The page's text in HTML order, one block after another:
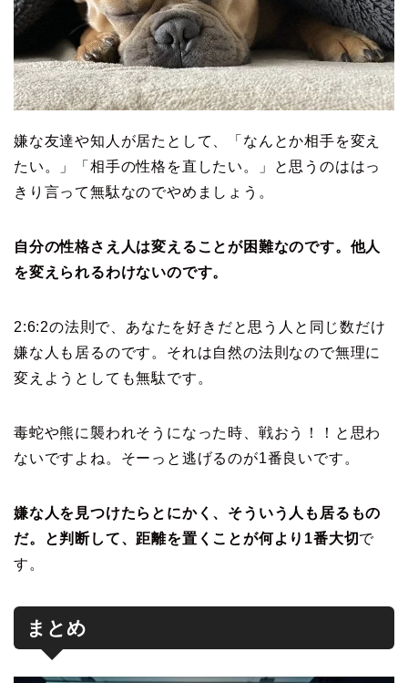
嫌な友達や知人が居たとして、「なんとか相手を変え
たい。」「相手の性格を直したい。」と思うのははっ
きり言って無駄なのでやめましょう。
自分の性格さえ人は変えることが困難なのです。他人
を変えられるわけないのです。
2:6:2の法則で、あなたを好きだと思う人と同じ数だけ
嫌な人も居るのです。それは自然の法則なので無理に
変えようとしても無駄です。
毒蛇や熊に襲われそうになった時、戦おう！！と思わ
ないですよね。そーっと逃げるのが1番良いです。
嫌な人を見つけたらとにかく、そういう人も居るもの
だ。と判断して、距離を置くことが何より1番大切で
す。
まとめ